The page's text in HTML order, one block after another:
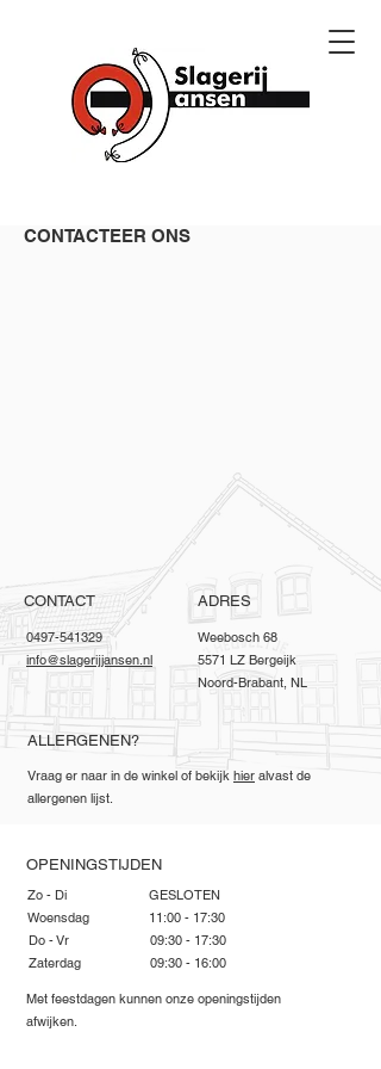
CONTACTEER ONS
CONTACT
0497-541329
info@slagerijjansen.nl
ADRES
Weebosch 68
5571 LZ Bergeijk
Noord-Brabant, NL
ALLERGENEN?
Vraag er naar in de winkel of bekijk hier alvast de
allergenen lijst.
OPENINGSTIJDEN
Zo - Di
GESLOTEN
Woensdag
11:00 - 17:30
Do - Vr
09:30 - 17:30
Zaterdag
09:30 - 16:00
Met feestdagen kunnen onze openingstijden
afwijken.